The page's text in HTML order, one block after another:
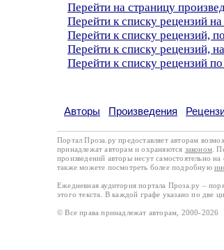
Перейти на страницу
Перейти к списку рецензий
Перейти к списку рецензий,
Перейти к списку рецензий,
Перейти к списку рецензий
Авторы Произведения
Портал Проза.ру предоставляет авторам
принадлежат авторам и охраняются законом .
произведений авторы несут самостоятельно на
также можете посмотреть более подробную
Ежедневная аудитория портала Проза.ру –
этого текста. В каждой графе указано по две
© Все права принадлежат авторам, 2000-